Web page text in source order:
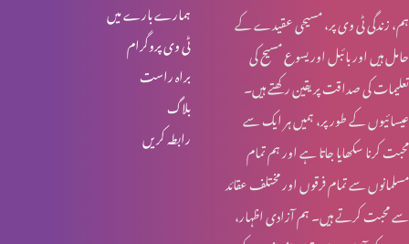
خواجہ سرا کا مقام کلام مقدس میں (حصہ 1)
قربانی کا گوشت اور خواتین کی زمداری
کرسمس اسپیشل: یسوع مسیح کا نسب نامہ اور خواتین
ہمارے بارے میں
ٹی وی پروگرام
براہ راست
بلاگ
رابطہ کریں
ہم، زندگی ٹی وی پر، مسیحی عقیدے کے
حامل ہیں اور بائبل اور یسوع مسیح کی
تعلیمات کی صداقت پر یقین رکھتے ہیں۔
عیسائیوں کے طور پر، ہمیں ہر ایک سے
محبت کرنا سکھایا جاتا ہے اور ہم تمام
مسلمانوں سے تمام فرقوں اور مختلف عقائد
سے محبت کرتے ہیں۔ ہم آزادی اظہار،